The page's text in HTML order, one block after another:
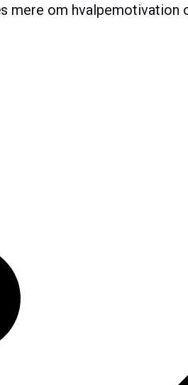
mere om hvalpemotivation